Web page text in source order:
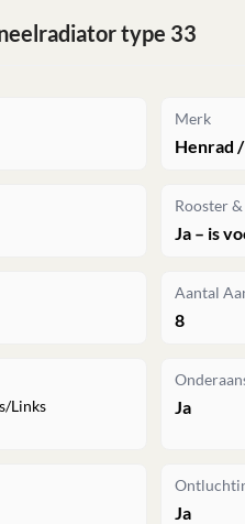
type 33
Merk
Henrad
Rooster
Ja – is
Aantal
8
Links Ja
Ja